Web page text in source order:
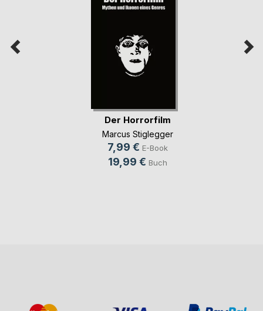
Der Horrorfilm
Marcus Stiglegger
7,99 € E-Book
19,99 € Buch